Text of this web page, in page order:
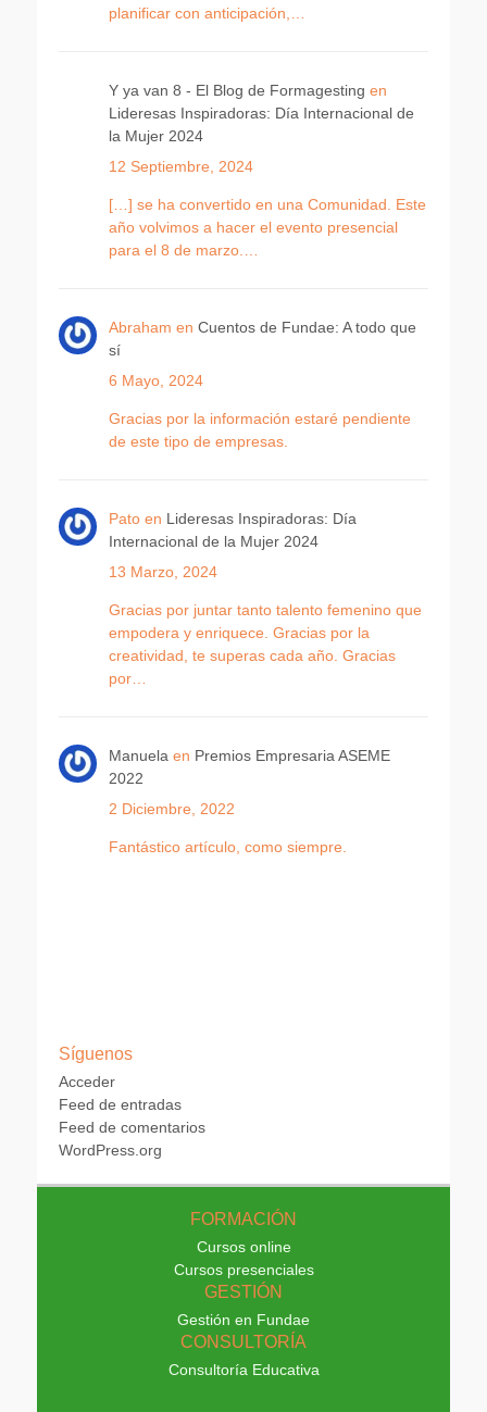
planificar con anticipación,…
Y ya van 8 - El Blog de Formagesting en
Lideresas Inspiradoras: Día Internacional de
la Mujer 2024
12 Septiembre, 2024
[…] se ha convertido en una Comunidad. Este
año volvimos a hacer el evento presencial
para el 8 de marzo.…
Abraham en Cuentos de Fundae: A todo que
sí
6 Mayo, 2024
Gracias por la información estaré pendiente
de este tipo de empresas.
Patoen Lideresas Inspiradoras: Día
Internacional de la Mujer 2024
13 Marzo, 2024
Gracias por juntar tanto talento femenino que
empodera y enriquece. Gracias por la
creatividad, te superas cada año. Gracias
por…
Manuela en Premios Empresaria ASEME
2022
2 Diciembre, 2022
Fantástico artículo, como siempre.
Síguenos
Acceder
Feed de entradas
Feed de comentarios
WordPress.org
FORMACIÓN
Cursos online
Cursos presenciales
GESTIÓN
Gestión en Fundae
CONSULTORÍA
Consultoría Educativa